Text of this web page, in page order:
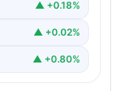
▲ +0.18%
▲ +0.02%
▲ +0.80%